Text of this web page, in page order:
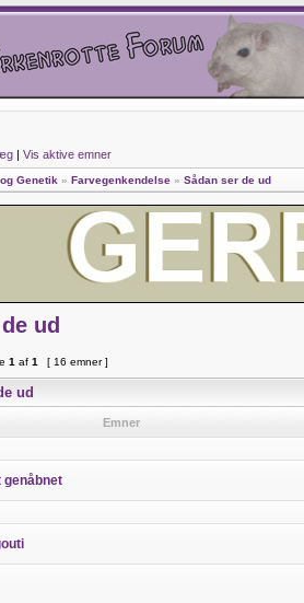
| Vis aktive emner
Genetik » Farvegenkendelse » Sådan ser de ud
ud
1 af 1 [ 16 emner ]
ud
Emner
genåbnet